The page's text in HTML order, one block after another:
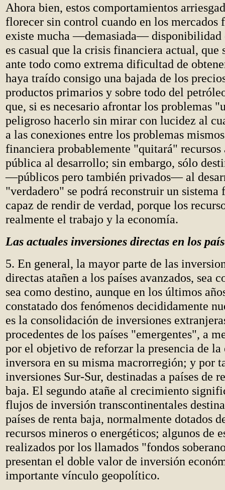
Ahora bien, estos comportamientos
florecer sin control cuando en los mercados
existe mucha —demasiada— disponibilidad
es casual que la crisis financiera actual, que
ante todo como extrema dificultad de
haya traído consigo una bajada de los
productos primarios y sobre todo del
que, si es necesario afrontar los problemas
peligroso hacerlo sin mirar con lucidez al
a las conexiones entre los problemas
financiera probablemente "quitará" recursos
pública al desarrollo; sin embargo, sólo
—públicos pero también privados— al
"verdadero" se podrá reconstruir un sistema
capaz de rendir de verdad, porque los
realmente el trabajo y la economía.
Las actuales inversiones directas en los
5. En general, la mayor parte de las
directas atañen a los países avanzados, sea
sea como destino, aunque en los últimos
constatado dos fenómenos decididamente
es la consolidación de inversiones
procedentes de los países "emergentes", a
por el objetivo de reforzar la presencia de la
inversora en su misma macrorregión; y por
inversiones Sur-Sur, destinadas a países de
baja. El segundo atañe al crecimiento
flujos de inversión transcontinentales
países de renta baja, normalmente dotados
recursos mineros o energéticos; algunos de
realizados por los llamados "fondos
presentan el doble valor de inversión
importante vínculo geopolítico.